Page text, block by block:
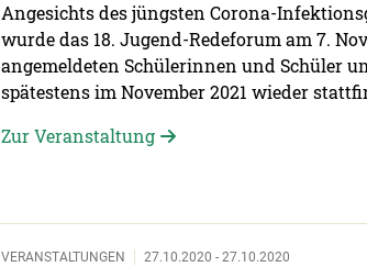
Angesichts des jüngsten Corona-
wurde das 18. Jugend-Redeforum am 7.
angemeldeten Schülerinnen und Schüler
spätestens im November 2021 wieder
Zur Veranstaltung
VERANSTALTUNGEN 27.10.2020 - 27.10.2020